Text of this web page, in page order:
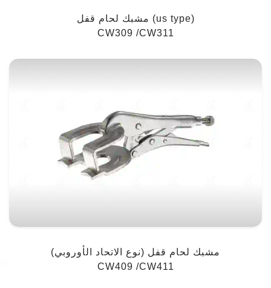
مشبك لحام قفل (us type)
CW309 /CW311
مشبك لحام قفل (نوع الاتحاد الأوروبي)
CW409 /CW411